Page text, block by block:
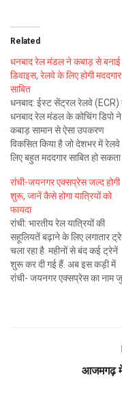
Related
धनबाद रेल मंडल ने कबाड़ से बनाई
डिवाइस, रेलवे के लिए होगी मददगार
साबित
धनबाद: ईस्ट सेंट्रल रेलवे
धनबाद रेल मंडल के कोचिंग डिपो ने
कबाड़ सामान से ऐसा उपकरण
विकसित किया है जो देशभर में
लिए बहुत मददगार साबित हो सकता
नाम दिया गया है. इससे समय रहते ही
ट्रेन के कोचों में उत्पन्न…
रांची-जयनगर एक्‍सप्रेस जल्‍द होगी
शुरू, जानें कैसे होगा यात्रियों को
फायदा
रांची: भारतीय रेल यात्रियों की
सहूलियतें बढ़ाने के लिए लगातार
चला रहा है. महीनों से बंद कई ट्रेनें
शुरू कर दी गई हैं. अब इस कड़ी में
रांची- जयनगर एक्‍सप्रेस का नाम
आजमगढ़